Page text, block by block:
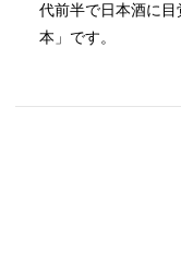
代前半で日本酒に
本」です。